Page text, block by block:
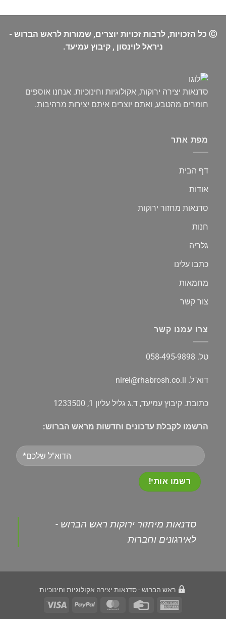
Ⓒ כל הזכויות, לרבות זכויות יוצרים, שמורות לראש הברוש -
ניראל לוינסון , קיבוץ עמיעד.
סדנאות יצירה ירוקות, אקולוגיות וחינוכיות. אנחנו אוספים
חומרים מהטבע, ואתם יוצרים איתם יצירות מרהיבות.
מפת אתר
דף הבית
אודות
סדנאות מחזור ירוקות
חנות
גלריה
כתבו עלינו
מחמאות
צור קשר
צרו עמנו קשר
טל. 058-495-9898
דוא"ל. nirel@rhabrosh.co.il
כתובת. קיבוץ עמיעד, ד.ג גליל עליון 1, 1233500
הרשמו לקבלת עדכונים וחדשות מראש הברוש:
Please
leave
‏סדנאות מיחזור ירוקות ראש הברוש -
לאירגונים וחברות‏
ראש הברוש - סדנאות יצירה אקולוגיות וחינוכיות